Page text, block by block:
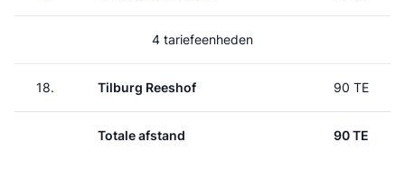
4 tariefeenheden
18. Tilburg Reeshof 90 TE
Totale afstand 90 TE